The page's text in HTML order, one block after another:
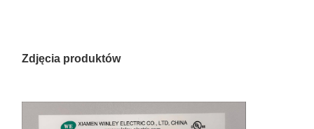
Zdjęcia produktów